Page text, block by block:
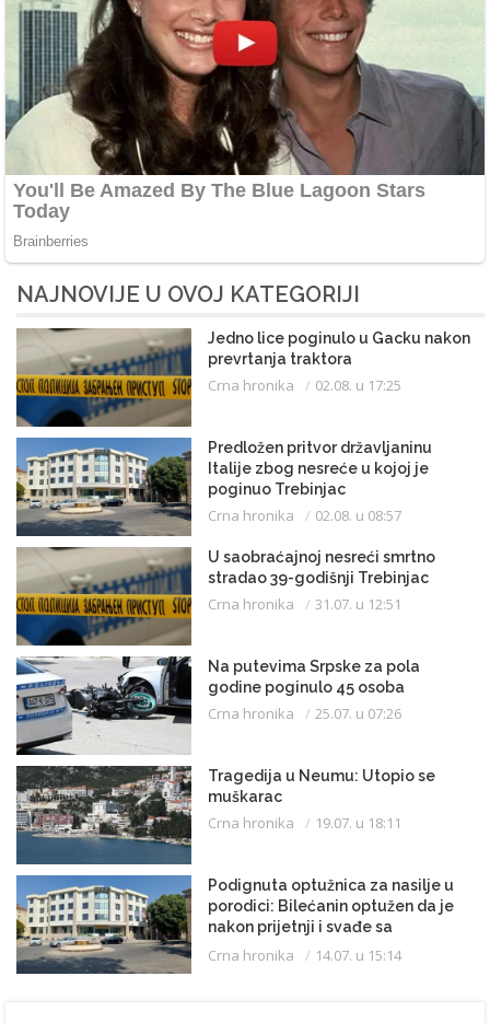
NAJNOVIJE U OVOJ KATEGORIJI
Jedno lice poginulo u Gacku nakon
prevrtanja traktora
Crna hronika 02.08. u 17:25
Predložen pritvor državljaninu
Italije zbog nesreće u kojoj je
poginuo Trebinjac
Crna hronika 02.08. u 08:57
U saobraćajnoj nesreći smrtno
stradao 39-godišnji Trebinjac
Crna hronika 31.07. u 12:51
Na putevima Srpske za pola
godine poginulo 45 osoba
Crna hronika 25.07. u 07:26
Tragedija u Neumu: Utopio se
muškarac
Crna hronika 19.07. u 18:11
Podignuta optužnica za nasilje u
porodici: Bilećanin optužen da je
nakon prijetnji i svađe sa
partnerkom zapalio kuću
Crna hronika 14.07. u 15:14